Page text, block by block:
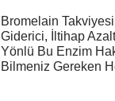
Bromelain
Giderici, İltihap
Yönlü Bu Enzim
Bilmeniz Gereken